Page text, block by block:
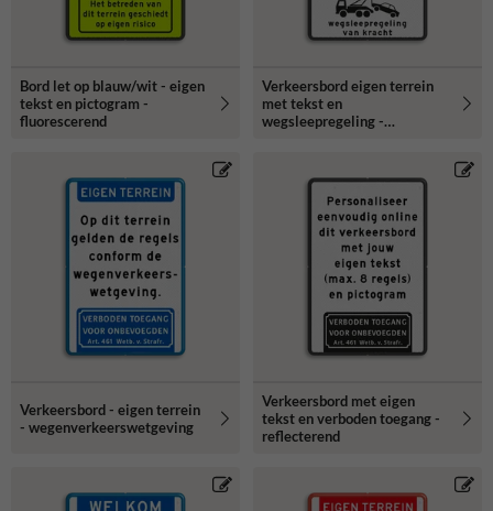
Bord let op blauw/wit - eigen
tekst en pictogram -
fluorescerend
Verkeersbord eigen terrein
met tekst en
wegsleepregeling -
Verkeersbord - eigen terrein
- wegenverkeerswetgeving
Verkeersbord met eigen
tekst en verboden toegang -
reflecterend